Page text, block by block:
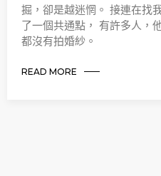
掘，卻是越迷惘。 接連在找
了一個共通點， 有許多人，
都沒有拍婚紗。
READ MORE